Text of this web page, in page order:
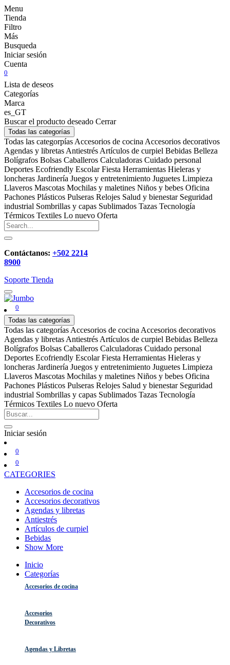
Menu
Tienda
Filtro
Más
Busqueda
Iniciar sesión
Cuenta
0
Lista de deseos
Categorías
Marca
es_GT
Buscar el producto deseado Cerrar
Todas las categorías
Todas las categorpías Accesorios de cocina Accesorios decorativos
Agendas y libretas Antiestrés Artículos de curpiel Bebidas Belleza
Bolígrafos Bolsas Caballeros Calculadoras Cuidado personal
Deportes Ecofriendly Escolar Fiesta Herramientas Hieleras y
loncheras Jardinería Juegos y entretenimiento Juguetes Limpieza
Llaveros Mascotas Mochilas y maletines Niños y bebes Oficina
Pachones Plásticos Pulseras Relojes Salud y bienestar Seguridad
industrial Sombrillas y capas Sublimados Tazas Tecnología
Térmicos Textiles Lo nuevo Oferta
Contáctanos: +502 2214
8900
Soporte Tienda
0
Todas las categorías
Todas las categorías Accesorios de cocina Accesorios decorativos
Agendas y libretas Antiestrés Artículos de curpiel Bebidas Belleza
Bolígrafos Bolsas Caballeros Calculadoras Cuidado personal
Deportes Ecofriendly Escolar Fiesta Herramientas Hieleras y
loncheras Jardinería Juegos y entretenimiento Juguetes Limpieza
Llaveros Mascotas Mochilas y maletines Niños y bebes Oficina
Pachones Plásticos Pulseras Relojes Salud y bienestar Seguridad
industrial Sombrillas y capas Sublimados Tazas Tecnología
Térmicos Textiles Lo nuevo Oferta
Iniciar sesión
0
0
CATEGORIES
Accesorios de cocina
Accesorios decorativos
Agendas y libretas
Antiestrés
Artículos de curpiel
Bebidas
Show More
Inicio
Categorías
Accesorios de cocina
Accesorios
Decorativos
Agendas y Libretas